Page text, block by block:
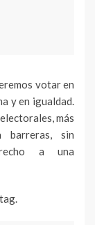
votar en
y en igualdad.
más
barreras, sin
a una